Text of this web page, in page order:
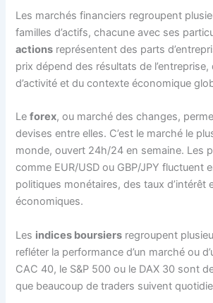
Les marchés financiers regroupent
familles d’actifs, chacune avec ses
actions représentent des parts
prix dépend des résultats de l’entreprise,
d’activité et du contexte économique
Leforex, ou marché des changes,
devises entre elles. C’est le marché le
monde, ouvert 24h/24 en semaine. Les
comme EUR/USD ou GBP/JPY fluctuent
politiques monétaires, des taux d’intérêt
économiques.
Les indices boursiers regroupent
refléter la performance d’un marché ou
CAC 40, le S&P 500 ou le DAX 30 sont
que beaucoup de traders suivent